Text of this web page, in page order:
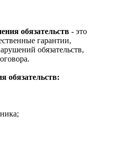
обязательств - это
гарантии,
обязательств,
обязательств: